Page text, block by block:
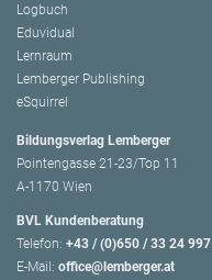
Logbuch
Eduvidual
Lernraum
Lemberger Publishing
eSquirrel
Bildungsverlag Lemberger
Pointengasse 21-23/Top 11
A-1170 Wien
BVL Kundenberatung
Telefon: +43 / (0)650 / 33 24 997
E-Mail: office@lemberger.at